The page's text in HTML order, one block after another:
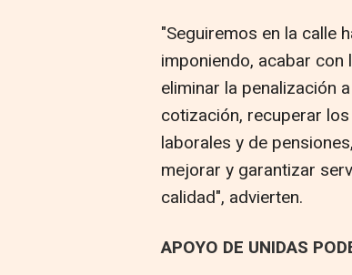
"Seguiremos en la calle
imponiendo, acabar con
eliminar la penalización
cotización, recuperar
laborales y de
mejorar y garantizar
calidad", advierten.
APOYO DE UNIDAS